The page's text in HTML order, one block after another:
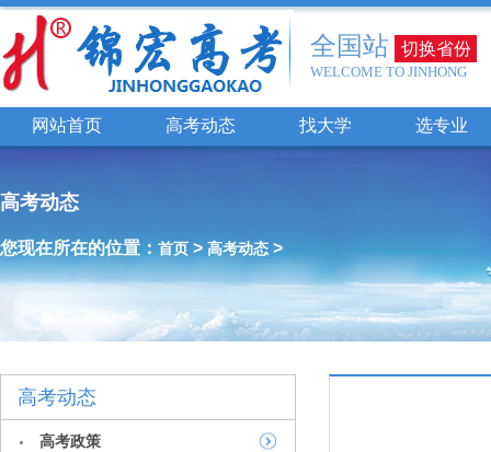
全国站 切换省份
WELCOME TO JINHONG
网站首页 高考动态 找大学 选专业
高考动态
您现在所在的位置： 首页 > 高考动态 >
高考动态
高考政策